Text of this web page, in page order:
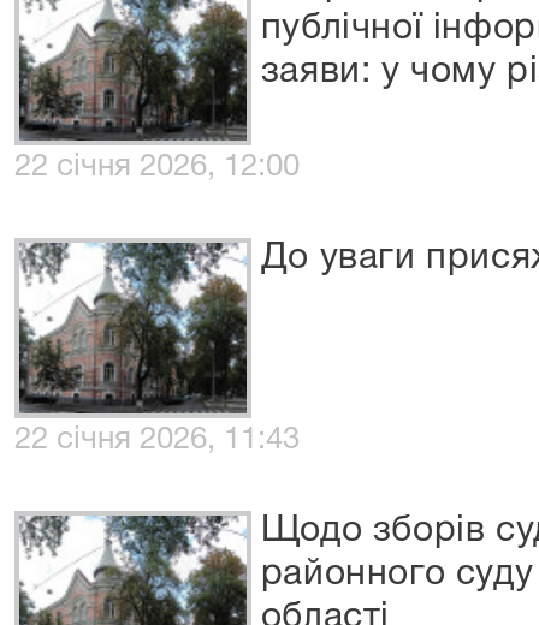
публічної
заяви: у чому
22 січня 2026, 12:00
До уваги
22 січня 2026, 11:43
Щодо зборів
районного суду
області